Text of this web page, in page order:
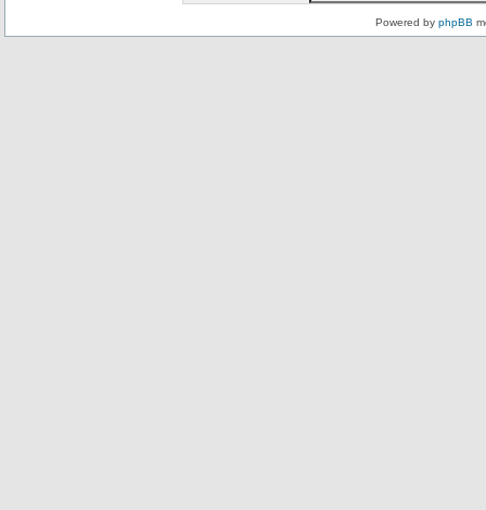
Powered by phpBB